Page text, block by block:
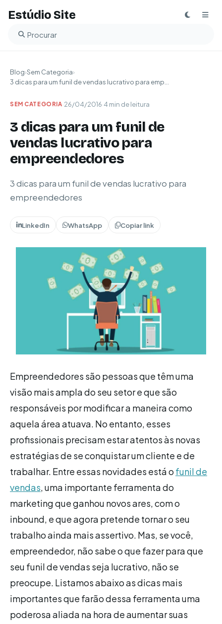
Estúdio Site
Buscar no blog
Blog›Sem Categoria›
3 dicas para um funil de vendas lucrativo para emp...
SEM CATEGORIA·26/04/2016·4 min de leitura
3 dicas para um funil de
vendas lucrativo para
empreendedores
3 dicas para um funil de vendas lucrativo para
empreendedores
LinkedIn WhatsApp Copiar link
Empreendedores são pessoas que têm uma
visão mais ampla do seu setor e que são
responsáveis por modificar a maneira como
aquela área atuava. No entanto, esses
profissionais precisam estar atentos às novas
estratégias de se conquistar um cliente e de
trabalhar. Entre essas novidades está o funil de
vendas, uma importante ferramenta do
marketing que ganhou novos ares, com o
inbound, e que agora pretende tornar o seu
trabalho ainda mais assertivo. Mas, se você,
empreendedor, não sabe o que fazer para que
seu funil de vendas seja lucrativo, não se
preocupe. Listamos abaixo as dicas mais
importantes que farão dessa ferramenta uma
poderosa aliada na hora de aumentar suas